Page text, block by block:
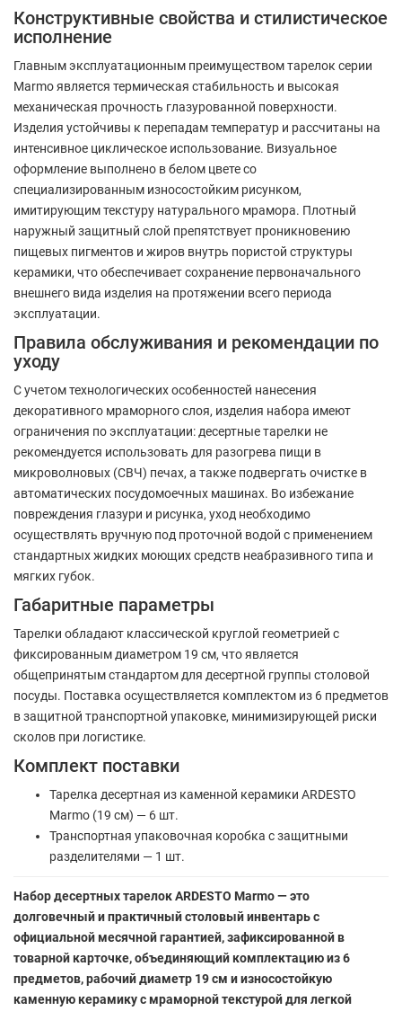
Конструктивные свойства и стилистическое
исполнение
Главным эксплуатационным преимуществом тарелок серии
Marmo является термическая стабильность и высокая
механическая прочность глазурованной поверхности.
Изделия устойчивы к перепадам температур и рассчитаны на
интенсивное циклическое использование. Визуальное
оформление выполнено в белом цвете со
специализированным износостойким рисунком,
имитирующим текстуру натурального мрамора. Плотный
наружный защитный слой препятствует проникновению
пищевых пигментов и жиров внутрь пористой структуры
керамики, что обеспечивает сохранение первоначального
внешнего вида изделия на протяжении всего периода
эксплуатации.
Правила обслуживания и рекомендации по
уходу
С учетом технологических особенностей нанесения
декоративного мраморного слоя, изделия набора имеют
ограничения по эксплуатации: десертные тарелки не
рекомендуется использовать для разогрева пищи в
микроволновых (СВЧ) печах, а также подвергать очистке в
автоматических посудомоечных машинах. Во избежание
повреждения глазури и рисунка, уход необходимо
осуществлять вручную под проточной водой с применением
стандартных жидких моющих средств неабразивного типа и
мягких губок.
Габаритные параметры
Тарелки обладают классической круглой геометрией с
фиксированным диаметром 19 см, что является
общепринятым стандартом для десертной группы столовой
посуды. Поставка осуществляется комплектом из 6 предметов
в защитной транспортной упаковке, минимизирующей риски
сколов при логистике.
Комплект поставки
Тарелка десертная из каменной керамики ARDESTO
Marmo (19 см) — 6 шт.
Транспортная упаковочная коробка с защитными
разделителями — 1 шт.
Набор десертных тарелок ARDESTO Marmo — это
долговечный и практичный столовый инвентарь с
официальной месячной гарантией, зафиксированной в
товарной карточке, объединяющий комплектацию из 6
предметов, рабочий диаметр 19 см и износостойкую
каменную керамику с мраморной текстурой для легкой